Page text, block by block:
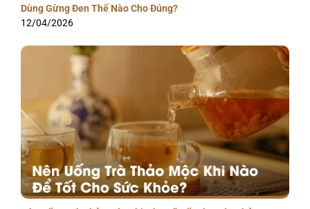
Dùng Gừng Đen Thế Nào Cho Đúng?
12/04/2026